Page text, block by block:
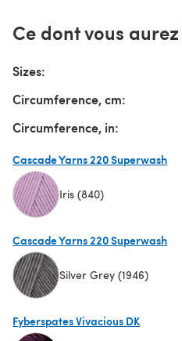
Ce dont vous
Sizes:
Circumference, cm:
Circumference, in:
Cascade Yarns 220 Superwash
Iris (840)
Cascade Yarns 220 Superwash
Silver Grey (1946)
Fyberspates Vivacious DK